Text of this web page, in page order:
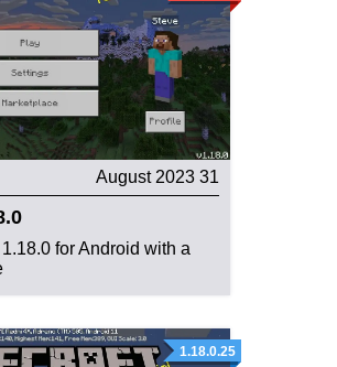
31 August 2023
for Android with a
1.18.0.25